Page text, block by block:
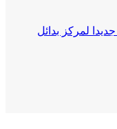
لمركز بدائل